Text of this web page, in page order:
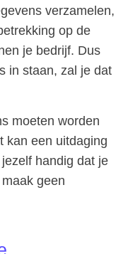
verzamelen,
op de
je bedrijf. Dus
in staan, zal je dat
moeten worden
kan een uitdaging
handig dat je
geen